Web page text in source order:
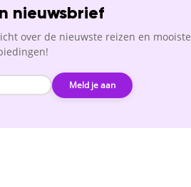
nieuwsbrief
over de nieuwste reizen en mooiste
Meld je aan